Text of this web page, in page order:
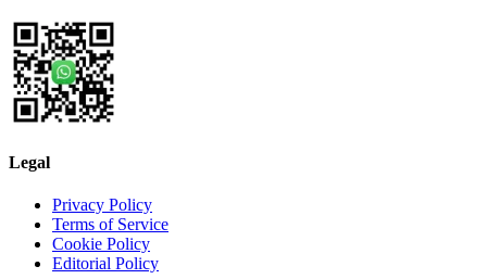
Legal
Privacy Policy
Terms of Service
Cookie Policy
Editorial Policy